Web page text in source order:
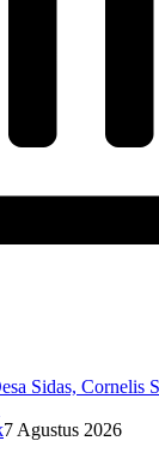
Sidas, Cornelis
7 Agustus 2026